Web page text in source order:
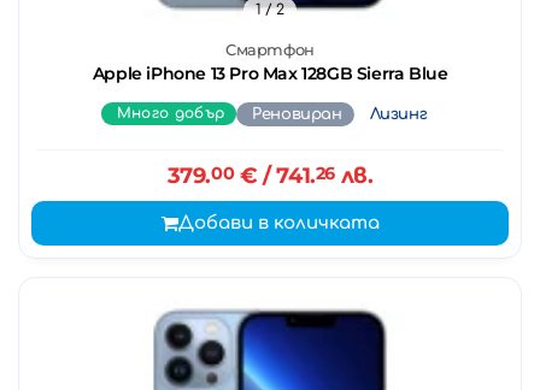
Смартфон
Apple iPhone 13 Pro Max 128GB Sierra Blue
1/ 2
Много добър Реновиран Лизинг
379.00€ / 741.26лв.
Добави в количката